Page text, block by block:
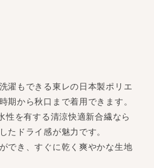
濯もできる東レの日本製ポリエ
期から秋口まで着用できます。
性を有する清涼快適新合繊なら
たドライ感が魅力です。
でき、すぐに乾く爽やかな生地